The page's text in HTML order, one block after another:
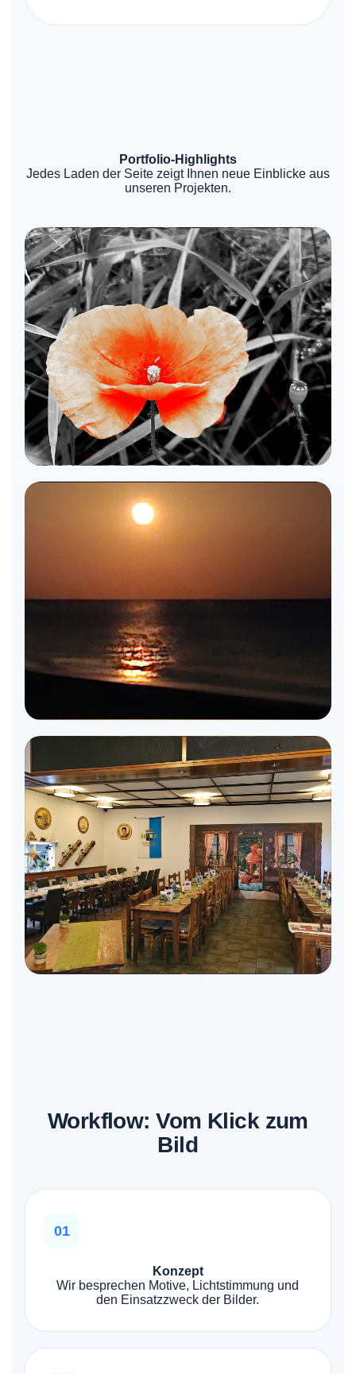
Portfolio-Highlights
Jedes Laden der Seite zeigt Ihnen neue Einblicke aus
unseren Projekten.
Workflow: Vom Klick zum
Bild
01
Konzept
Wir besprechen Motive, Lichtstimmung und
den Einsatzzweck der Bilder.